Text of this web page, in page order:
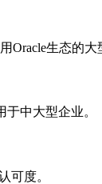
Oracle生态的大
中大型企业。
可度。